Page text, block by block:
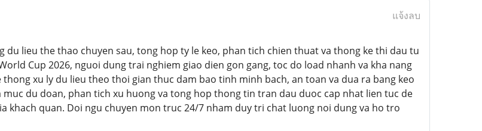
แจ้งลบ
du lieu the thao chuyen sau, tong hop ty le keo, phan tich chien thuat va thong ke thi dau tu
Cup 2026, nguoi dung trai nghiem giao dien gon gang, toc do load nhanh va kha nang
xu ly du lieu theo thoi gian thuc dam bao tinh minh bach, an toan va dua ra bang keo
muc du doan, phan tich xu huong va tong hop thong tin tran dau duoc cap nhat lien tuc de
khach quan. Doi ngu chuyen mon truc 24/7 nham duy tri chat luong noi dung va ho tro